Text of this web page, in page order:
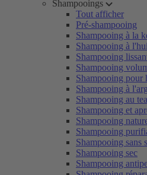
Shampooings
Tout afficher
Pré-shampooing
Shampooing à la
Shampooing à
Shampooing
Shampooing
Shampooing pour
Shampooing à
Shampooing au
Shampooing et
Shampooing
Shampooing
Shampooing sans
Shampooing sec
Shampooing